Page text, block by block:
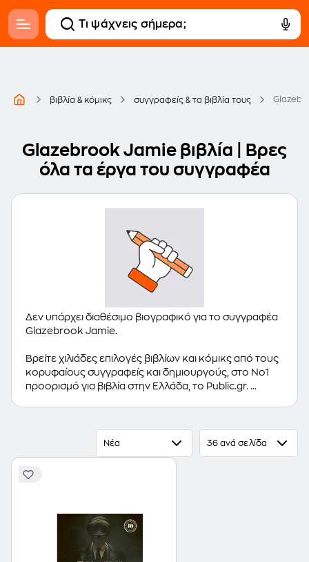
βιβλία & κόμικς συγγραφείς & τα βιβλία τους
Glazebrook Jamie βιβλία | Βρες
όλα τα έργα του συγγραφέα
Δεν υπάρχει διαθέσιμο βιογραφικό για το συγγραφέα
Glazebrook Jamie.
Βρείτε χιλιάδες επιλογές βιβλίων και κόμικς από τους
κορυφαίους συγγραφείς και δημιουργούς, στο Νο1
προορισμό για βιβλία στην Ελλάδα, το Public.gr.
Ξενόγλωσσα Βιβλία,Κόμικς
Νέα 36 ανά σελίδα